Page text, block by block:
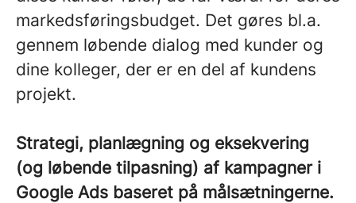
markedsføringsbudget. Det gøres bl.a.
gennem løbende dialog med kunder og
dine kolleger, der er en del af kundens
projekt.
Strategi, planlægning og eksekvering
(og løbende tilpasning) af kampagner i
Google Ads baseret på målsætningerne.